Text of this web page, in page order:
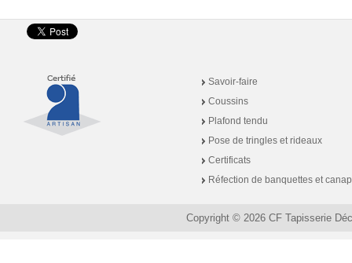
Savoir-faire
Coussins
Plafond tendu
Pose de tringles et rideaux
Certificats
Réfection de banquettes et
Copyright © 2026 CF Tapisserie